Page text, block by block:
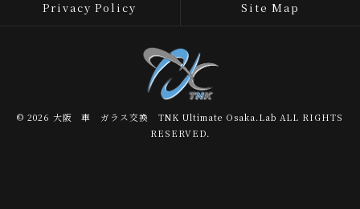
Privacy Policy Site Map
© 2026 大阪 車 ガラス交換 TNK Ultimate Osaka.Lab ALL RIGHTS
RESERVED.